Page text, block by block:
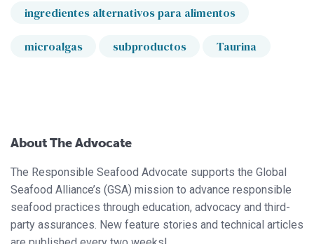
ingredientes alternativos para alimentos
microalgas subproductos Taurina
About The Advocate
The Responsible Seafood Advocate supports the Global
Seafood Alliance’s (GSA) mission to advance responsible
seafood practices through education, advocacy and third-
party assurances. New feature stories and technical articles